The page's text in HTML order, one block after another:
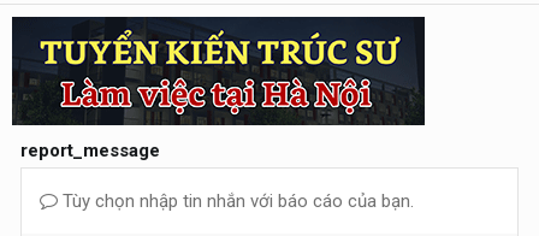
report_message
Tùy chọn nhập tin nhắn với báo cáo của bạn.